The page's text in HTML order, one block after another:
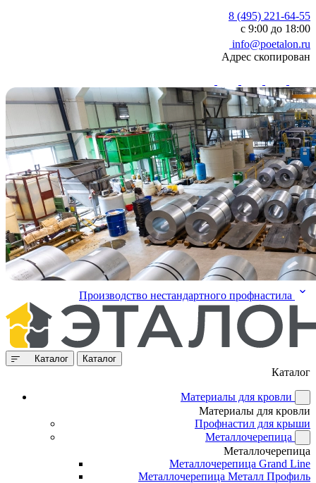
8 (495) 221-64-55
с 9:00 до 18:00
info@poetalon.ru
Адрес скопирован
Производство нестандартного профнастила
Каталог Каталог
Каталог
Материалы для кровли
Материалы для кровли
Профнастил для крыши
Металлочерепица
Металлочерепица
Металлочерепица Grand Line
Металлочерепица Металл Профиль